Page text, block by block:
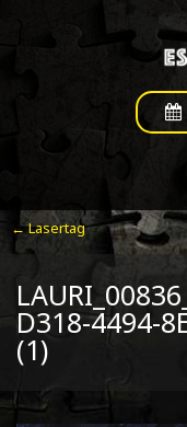
← Lasertag
D318-4494-
(1)